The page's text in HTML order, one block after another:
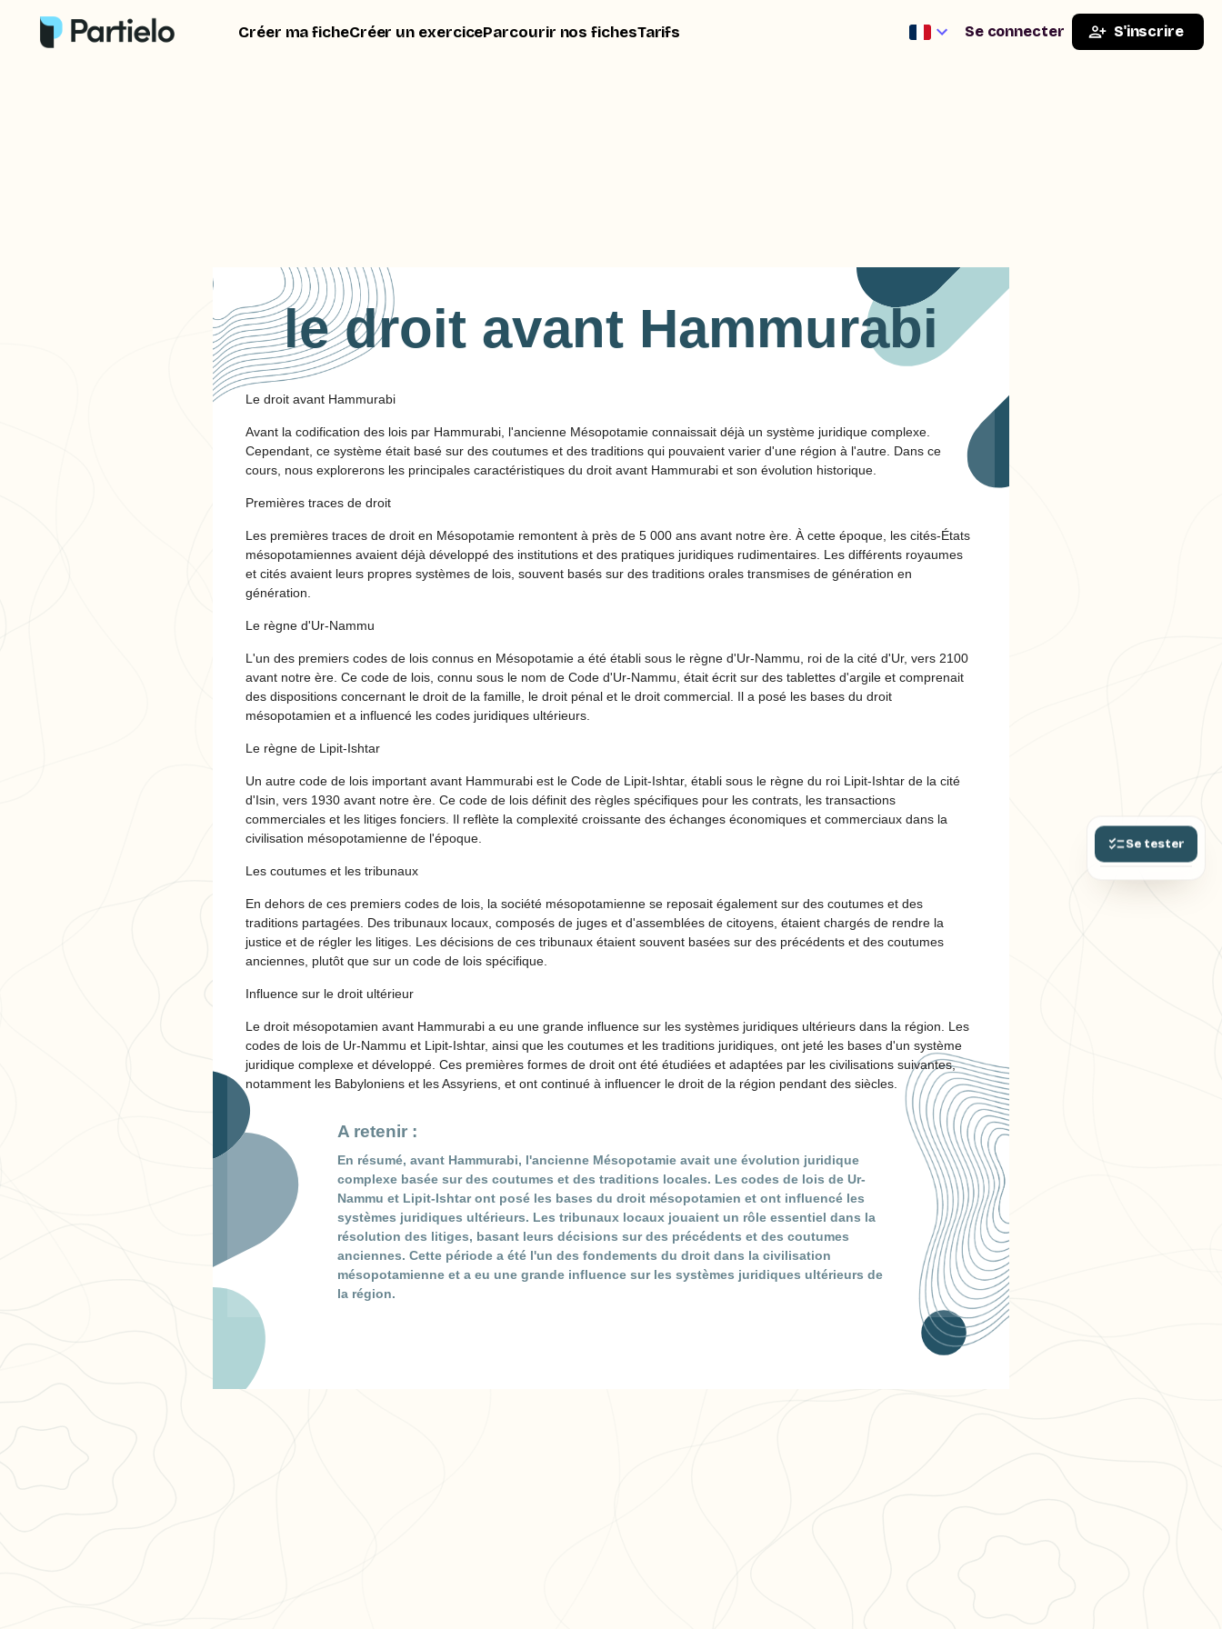
Créer ma ficheCréer un exerciceParcourir nos fichesTarifs Se connecter S'inscrire
Se tester
le droit avant Hammurabi
Le droit avant Hammurabi
Avant la codification des lois par Hammurabi, l'ancienne Mésopotamie connaissait déjà un système juridique complexe.
Cependant, ce système était basé sur des coutumes et des traditions qui pouvaient varier d'une région à l'autre. Dans ce
cours, nous explorerons les principales caractéristiques du droit avant Hammurabi et son évolution historique.
Premières traces de droit
Les premières traces de droit en Mésopotamie remontent à près de 5 000 ans avant notre ère. À cette époque, les cités-États
mésopotamiennes avaient déjà développé des institutions et des pratiques juridiques rudimentaires. Les différents royaumes
et cités avaient leurs propres systèmes de lois, souvent basés sur des traditions orales transmises de génération en
génération.
Le règne d'Ur-Nammu
L'un des premiers codes de lois connus en Mésopotamie a été établi sous le règne d'Ur-Nammu, roi de la cité d'Ur, vers 2100
avant notre ère. Ce code de lois, connu sous le nom de Code d'Ur-Nammu, était écrit sur des tablettes d'argile et comprenait
des dispositions concernant le droit de la famille, le droit pénal et le droit commercial. Il a posé les bases du droit
mésopotamien et a influencé les codes juridiques ultérieurs.
Le règne de Lipit-Ishtar
Un autre code de lois important avant Hammurabi est le Code de Lipit-Ishtar, établi sous le règne du roi Lipit-Ishtar de la cité
d'Isin, vers 1930 avant notre ère. Ce code de lois définit des règles spécifiques pour les contrats, les transactions
commerciales et les litiges fonciers. Il reflète la complexité croissante des échanges économiques et commerciaux dans la
civilisation mésopotamienne de l'époque.
Les coutumes et les tribunaux
En dehors de ces premiers codes de lois, la société mésopotamienne se reposait également sur des coutumes et des
traditions partagées. Des tribunaux locaux, composés de juges et d'assemblées de citoyens, étaient chargés de rendre la
justice et de régler les litiges. Les décisions de ces tribunaux étaient souvent basées sur des précédents et des coutumes
anciennes, plutôt que sur un code de lois spécifique.
Influence sur le droit ultérieur
Le droit mésopotamien avant Hammurabi a eu une grande influence sur les systèmes juridiques ultérieurs dans la région. Les
codes de lois de Ur-Nammu et Lipit-Ishtar, ainsi que les coutumes et les traditions juridiques, ont jeté les bases d'un système
juridique complexe et développé. Ces premières formes de droit ont été étudiées et adaptées par les civilisations suivantes,
notamment les Babyloniens et les Assyriens, et ont continué à influencer le droit de la région pendant des siècles.
A retenir :
En résumé, avant Hammurabi, l'ancienne Mésopotamie avait une évolution juridique
complexe basée sur des coutumes et des traditions locales. Les codes de lois de Ur-
Nammu et Lipit-Ishtar ont posé les bases du droit mésopotamien et ont influencé les
systèmes juridiques ultérieurs. Les tribunaux locaux jouaient un rôle essentiel dans la
résolution des litiges, basant leurs décisions sur des précédents et des coutumes
anciennes. Cette période a été l'un des fondements du droit dans la civilisation
mésopotamienne et a eu une grande influence sur les systèmes juridiques ultérieurs de
la région.